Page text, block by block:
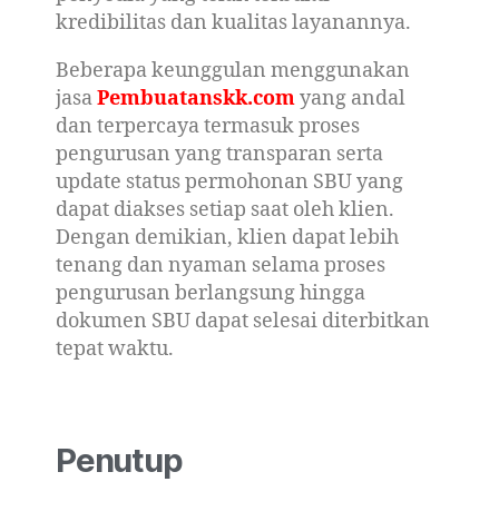
kredibilitas dan kualitas layanannya.
Beberapa keunggulan menggunakan
jasaPembuatanskk.comyang andal
dan terpercaya termasuk proses
pengurusan yang transparan serta
update status permohonan SBU yang
dapat diakses setiap saat oleh klien.
Dengan demikian, klien dapat lebih
tenang dan nyaman selama proses
pengurusan berlangsung hingga
dokumen SBU dapat selesai diterbitkan
tepat waktu.
Penutup